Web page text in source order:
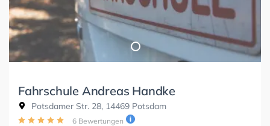
Fahrschule Andreas Handke
Potsdamer Str. 28, 14469 Potsdam
6 Bewertungen